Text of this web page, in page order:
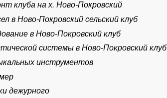
клуба на х. Ново-Покровский
в Ново-Покровский сельский клуб
в Ново-Покровский клуб
системы в Ново-Покровский клуб
инструментов
дежурного